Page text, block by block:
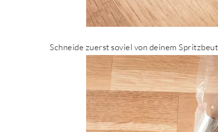
Schneide zuerst soviel von deinem